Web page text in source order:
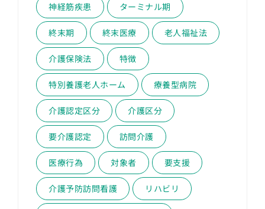
神経筋疾患 ターミナル期
終末期 終末医療 老人福祉法
介護保険法 特徴
特別養護老人ホーム 療養型病院
介護認定区分 介護区分
要介護認定 訪問介護
医療行為 対象者 要支援
介護予防訪問看護 リハビリ